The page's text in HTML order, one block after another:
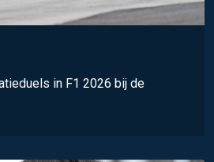
in F1 2026 bij de